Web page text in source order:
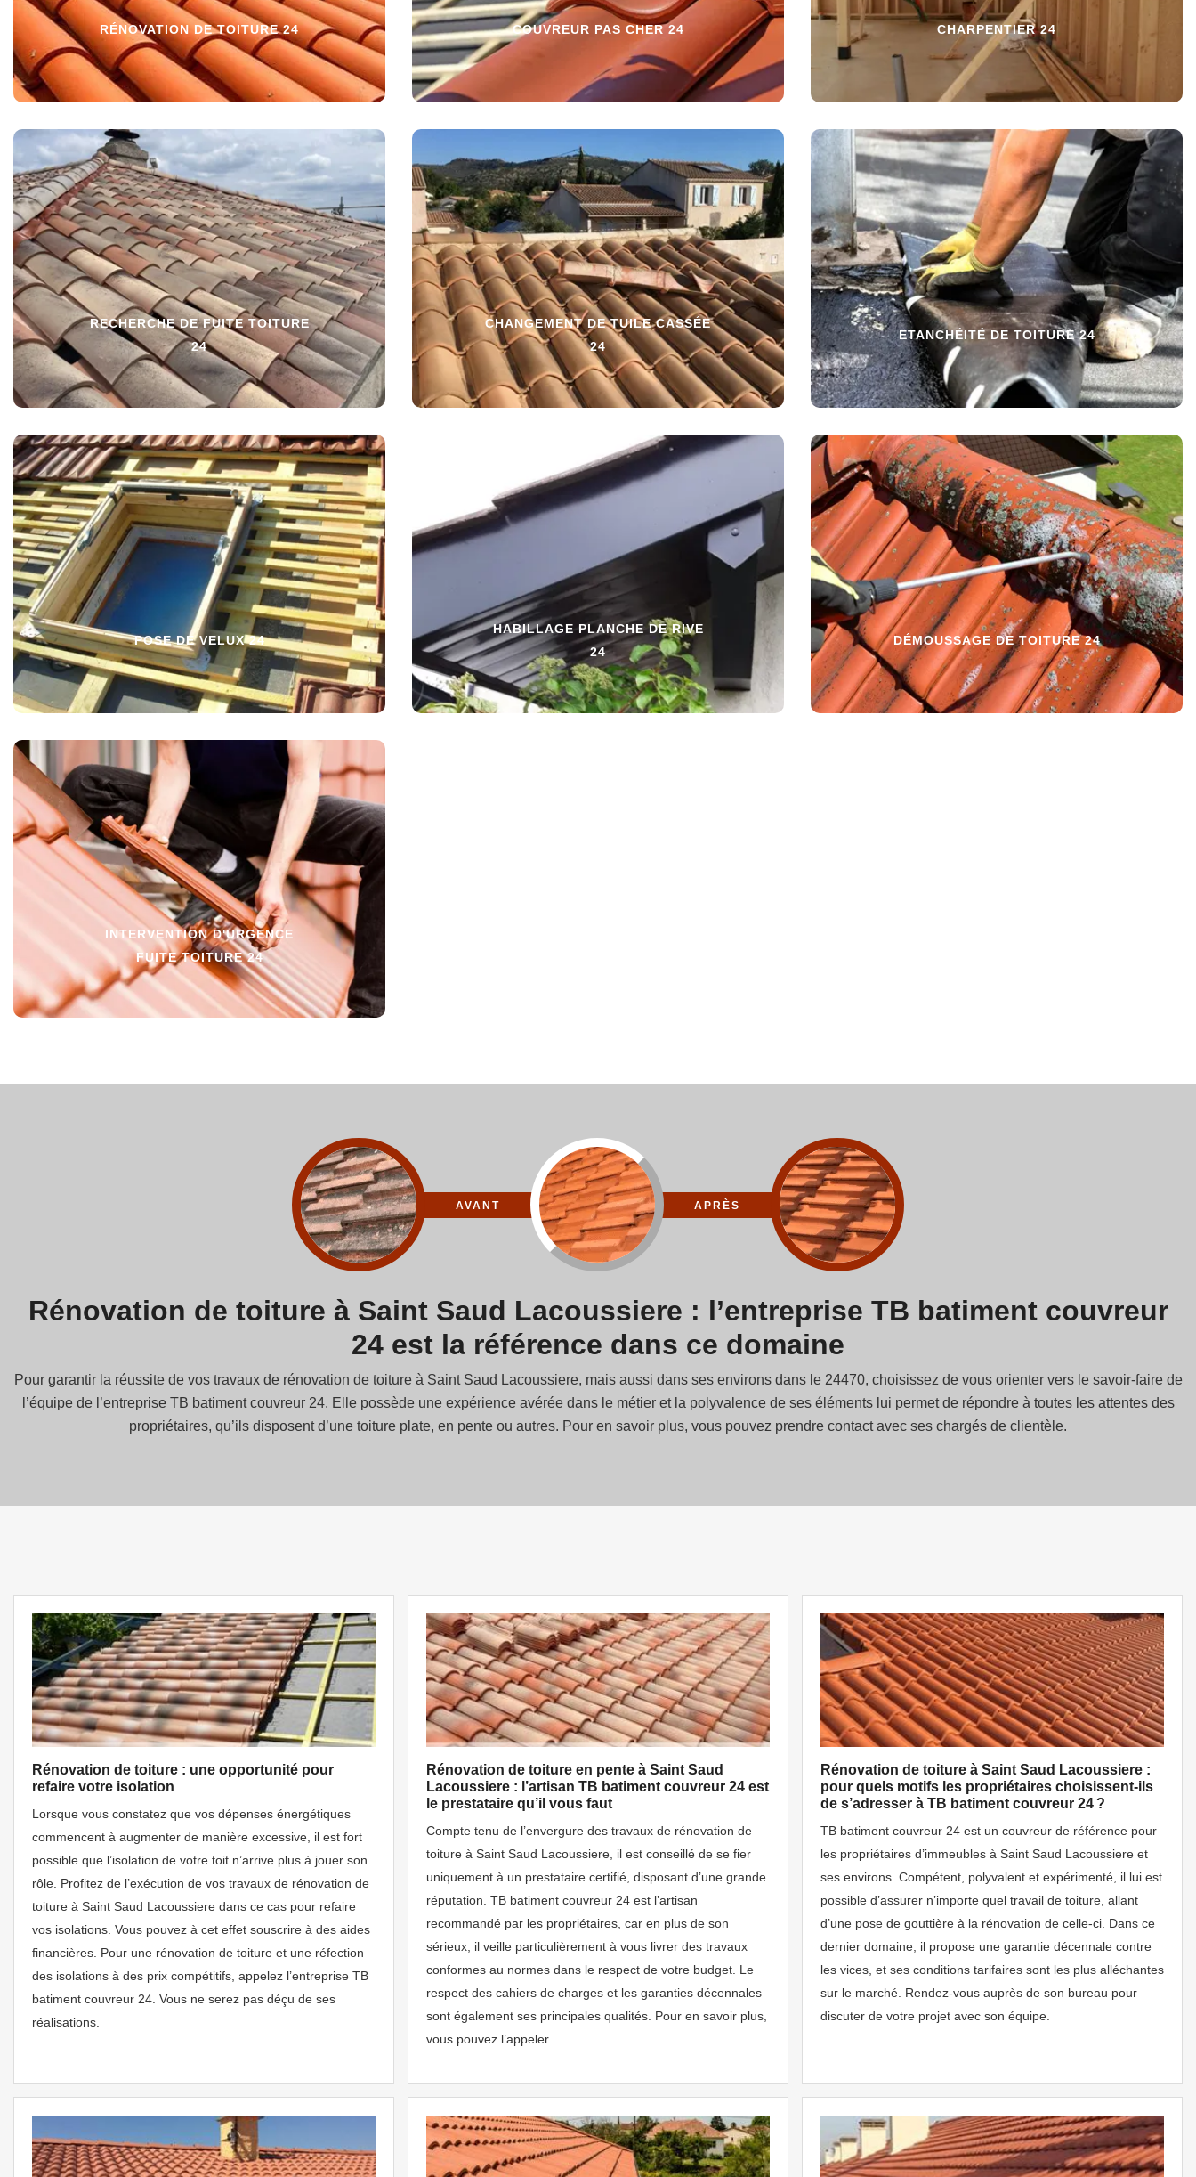
RÉNOVATION DE TOITURE 24 COUVREUR PAS CHER 24 CHARPENTIER 24
RECHERCHE DE FUITE TOITURE
24
CHANGEMENT DE TUILE CASSÉE
24
ETANCHÉITÉ DE TOITURE 24
POSE DE VELUX 24
HABILLAGE PLANCHE DE RIVE
24
DÉMOUSSAGE DE TOITURE 24
INTERVENTION D'URGENCE
FUITE TOITURE 24
AVANT APRÈS
Rénovation de toiture à Saint Saud Lacoussiere : l’entreprise TB batiment couvreur
24 est la référence dans ce domaine
Pour garantir la réussite de vos travaux de rénovation de toiture à Saint Saud Lacoussiere, mais aussi dans ses environs dans le 24470, choisissez de vous orienter vers le savoir-faire de
l’équipe de l’entreprise TB batiment couvreur 24. Elle possède une expérience avérée dans le métier et la polyvalence de ses éléments lui permet de répondre à toutes les attentes des
propriétaires, qu’ils disposent d’une toiture plate, en pente ou autres. Pour en savoir plus, vous pouvez prendre contact avec ses chargés de clientèle.
Rénovation de toiture : une opportunité pour
refaire votre isolation
Lorsque vous constatez que vos dépenses énergétiques
commencent à augmenter de manière excessive, il est fort
possible que l’isolation de votre toit n’arrive plus à jouer son
rôle. Profitez de l’exécution de vos travaux de rénovation de
toiture à Saint Saud Lacoussiere dans ce cas pour refaire
vos isolations. Vous pouvez à cet effet souscrire à des aides
financières. Pour une rénovation de toiture et une réfection
des isolations à des prix compétitifs, appelez l’entreprise TB
batiment couvreur 24. Vous ne serez pas déçu de ses
réalisations.
Rénovation de toiture en pente à Saint Saud
Lacoussiere : l’artisan TB batiment couvreur 24 est
le prestataire qu’il vous faut
Compte tenu de l’envergure des travaux de rénovation de
toiture à Saint Saud Lacoussiere, il est conseillé de se fier
uniquement à un prestataire certifié, disposant d’une grande
réputation. TB batiment couvreur 24 est l’artisan
recommandé par les propriétaires, car en plus de son
sérieux, il veille particulièrement à vous livrer des travaux
conformes au normes dans le respect de votre budget. Le
respect des cahiers de charges et les garanties décennales
sont également ses principales qualités. Pour en savoir plus,
vous pouvez l’appeler.
Rénovation de toiture à Saint Saud Lacoussiere :
pour quels motifs les propriétaires choisissent-ils
de s’adresser à TB batiment couvreur 24 ?
TB batiment couvreur 24 est un couvreur de référence pour
les propriétaires d’immeubles à Saint Saud Lacoussiere et
ses environs. Compétent, polyvalent et expérimenté, il lui est
possible d’assurer n’importe quel travail de toiture, allant
d’une pose de gouttière à la rénovation de celle-ci. Dans ce
dernier domaine, il propose une garantie décennale contre
les vices, et ses conditions tarifaires sont les plus alléchantes
sur le marché. Rendez-vous auprès de son bureau pour
discuter de votre projet avec son équipe.